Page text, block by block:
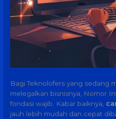
Bagi Teknolofers yang sedang
melegalkan bisnisnya, Nomor
fondasi wajib. Kabar baiknya,
jauh lebih mudah dan cepat